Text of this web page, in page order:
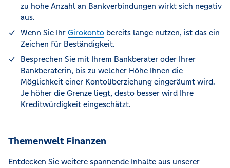
zu hohe Anzahl an Bankverbindungen wirkt sich negativ
aus.
Wenn Sie Ihr Girokonto bereits lange nutzen, ist das ein
Zeichen für Beständigkeit.
Besprechen Sie mit Ihrem Bankberater oder Ihrer
Bankberaterin, bis zu welcher Höhe Ihnen die
Möglichkeit einer Kontoüberziehung eingeräumt wird.
Je höher die Grenze liegt, desto besser wird Ihre
Kreditwürdigkeit eingeschätzt.
Themenwelt Finanzen
Entdecken Sie weitere spannende Inhalte aus unserer